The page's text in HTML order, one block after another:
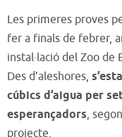
Les primeres proves
fer a finals de febrer,
instal·lació del Zoo de
Des d’aleshores,
cúbics d’aigua per
esperançadors,
projecte.